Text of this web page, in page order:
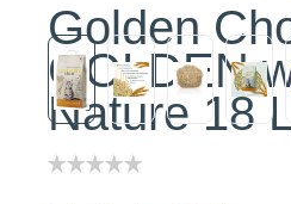
Golden
GOLDEN
Nature 18